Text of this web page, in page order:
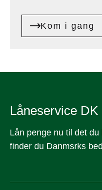
Kom i gang
Låneservice DK
Lån penge nu til det
finder du Danmsrks